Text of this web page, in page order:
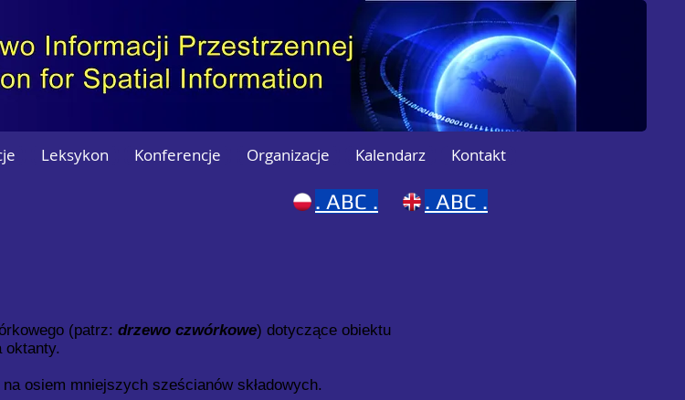
Leksykon Konferencje Organizacje Kalendarz Kontakt
. ABC . . ABC .
(patrz: drzewo czwórkowe) dotyczące obiektu
oktanty.
osiem mniejszych sześcianów składowych.